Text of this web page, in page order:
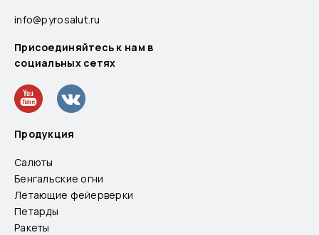
info@pyrosalut.ru
Присоединяйтесь к нам в
социальных сетях
Продукция
Салюты
Бенгальские огни
Летающие фейерверки
Петарды
Ракеты